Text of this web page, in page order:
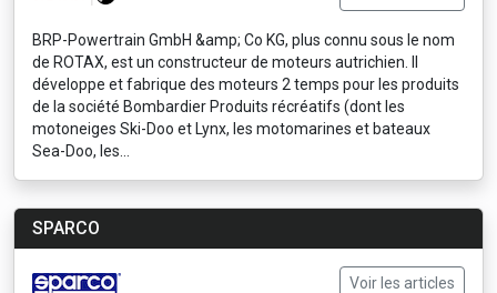
BRP-Powertrain GmbH &amp; Co KG, plus connu sous le nom
de ROTAX, est un constructeur de moteurs autrichien. Il
développe et fabrique des moteurs 2 temps pour les produits
de la société Bombardier Produits récréatifs (dont les
motoneiges Ski-Doo et Lynx, les motomarines et bateaux
Sea-Doo, les...
SPARCO
Voir les articles